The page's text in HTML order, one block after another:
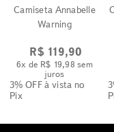
Camiseta Annabelle
Warning
R$ 119,90
6x de R$ 19,98 sem
juros
3% OFFà vista no
Pix